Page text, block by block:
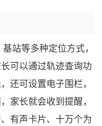
站等多种定位方式，
可以通过轨迹查询功
还可设置电子围栏，
家长就会收到提醒，
有声卡片、十万个为